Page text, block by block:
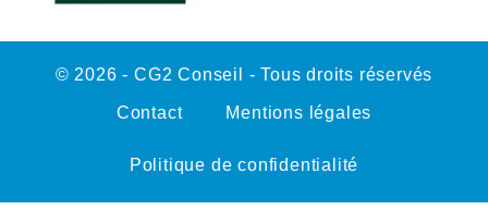
© 2026 - CG2 Conseil - Tous droits réservés
Contact Mentions légales
Politique de confidentialité